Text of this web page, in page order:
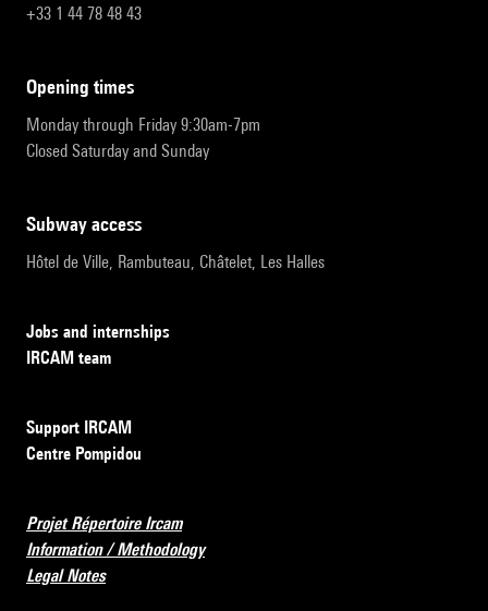
+33 1 44 78 48 43
opening times
Monday through Friday 9:30am-7pm
Closed Saturday and Sunday
subway access
Hôtel de Ville, Rambuteau, Châtelet, Les Halles
Jobs and internships
IRCAM team
Support IRCAM
Centre Pompidou
Projet Répertoire Ircam
Information / Methodology
Legal Notes